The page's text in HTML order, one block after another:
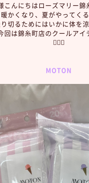
こんにちはローズマリー錦
かくなり、夏がやってく
切るためにはいかに体を
回は錦糸町店のクールアイ
🏄🏻‍♀️
MOTON